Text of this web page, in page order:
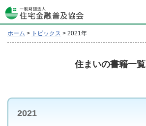
ホーム > トピックス > 2021年
住まいの書籍一覧
2021